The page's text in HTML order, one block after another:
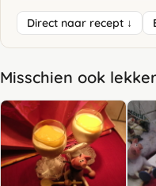
Direct naar recept ↓
Misschien ook lekker